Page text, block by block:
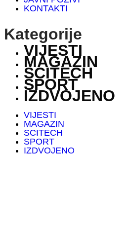
KONTAKTI
Kategorije
VIJESTI
MAGAZIN
SCITECH
SPORT
IZDVOJENO
VIJESTI
MAGAZIN
SCITECH
SPORT
IZDVOJENO